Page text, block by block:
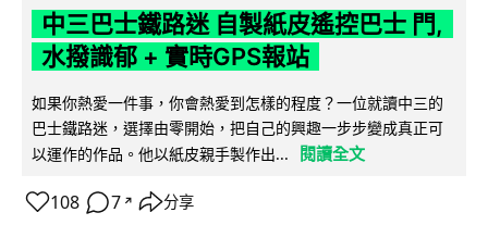
中三巴士鐵路迷 自製紙皮遙控巴士 門,
水撥識郁 + 實時GPS報站
如果你熱愛一件事，你會熱愛到怎樣的程度？一位就讀中三的
巴士鐵路迷，選擇由零開始，把自己的興趣一步步變成真正可
以運作的作品。他以紙皮親手製作出...
閱讀全文
108 7 ↗ 分享